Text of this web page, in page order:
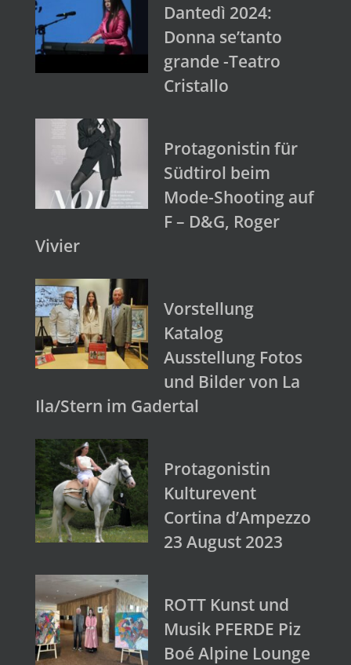
Dantedì 2024:
Donna se’tanto
grande -Teatro
Cristallo
Protagonistin für
Südtirol beim
Mode-Shooting auf
F – D&G, Roger
Vivier
Vorstellung
Katalog
Ausstellung Fotos
und Bilder von La
Ila/Stern im Gadertal
Protagonistin
Kulturevent
Cortina d’Ampezzo
23 August 2023
ROTT Kunst und
Musik PFERDE Piz
Boé Alpine Lounge